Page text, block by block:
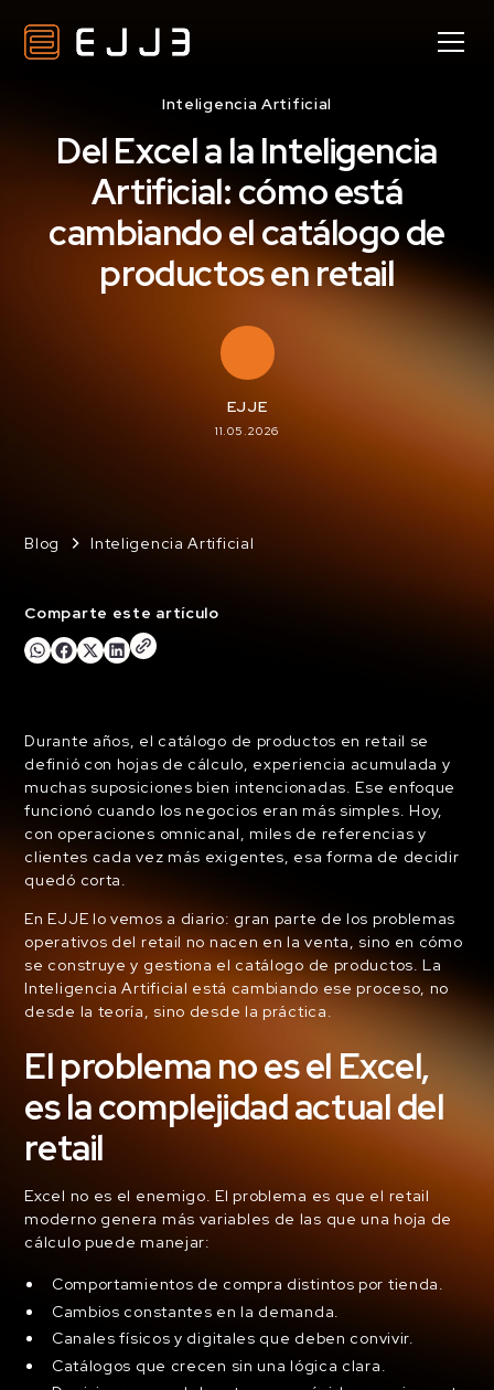
Inteligencia Artificial
Del Excel a la Inteligencia
Artificial: cómo está
cambiando el catálogo de
productos en retail
EJJE
11.05.2026
Blog Inteligencia Artificial
Comparte este artículo
Durante años, el catálogo de productos en retail se
definió con hojas de cálculo, experiencia acumulada y
muchas suposiciones bien intencionadas. Ese enfoque
funcionó cuando los negocios eran más simples. Hoy,
con operaciones omnicanal, miles de referencias y
clientes cada vez más exigentes, esa forma de decidir
quedó corta.
En EJJE lo vemos a diario: gran parte de los problemas
operativos del retail no nacen en la venta, sino en cómo
se construye y gestiona el catálogo de productos. La
Inteligencia Artificial está cambiando ese proceso, no
desde la teoría, sino desde la práctica.
El problema no es el Excel,
es la complejidad actual del
retail
Excel no es el enemigo. El problema es que el retail
moderno genera más variables de las que una hoja de
cálculo puede manejar:
Comportamientos de compra distintos por tienda.
Cambios constantes en la demanda.
Canales físicos y digitales que deben convivir.
Catálogos que crecen sin una lógica clara.